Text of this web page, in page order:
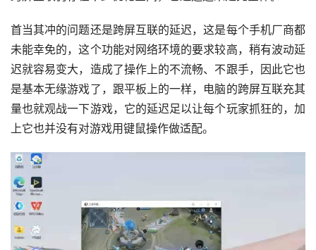
首当其冲的问题还是跨屏互联的延迟，这是每个手机厂商都
未能幸免的，这个功能对网络环境的要求较高，稍有波动延
迟就容易变大，造成了操作上的不流畅、不跟手，因此它也
是基本无缘游戏了，跟平板上的一样，电脑的跨屏互联充其
量也就观战一下游戏，它的延迟足以让每个玩家抓狂的，加
上它也并没有对游戏用键鼠操作做适配。